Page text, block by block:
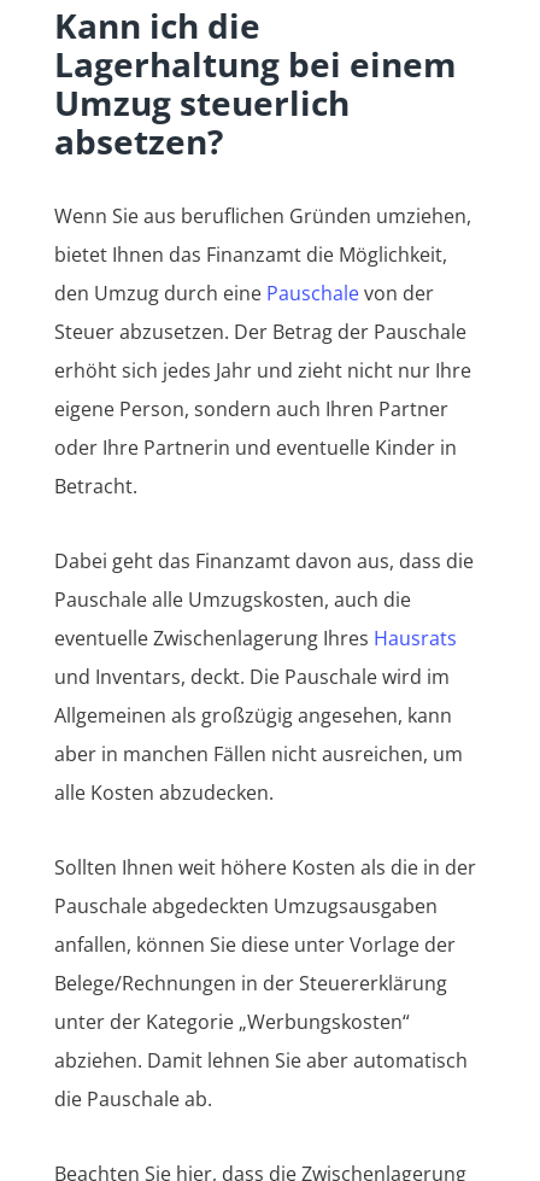
Kann ich die
Lagerhaltung bei einem
Umzug steuerlich
absetzen?
Wenn Sie aus beruflichen Gründen umziehen,
bietet Ihnen das Finanzamt die Möglichkeit,
den Umzug durch eine Pauschalevon der
Steuer abzusetzen. Der Betrag der Pauschale
erhöht sich jedes Jahr und zieht nicht nur Ihre
eigene Person, sondern auch Ihren Partner
oder Ihre Partnerin und eventuelle Kinder in
Betracht.
Dabei geht das Finanzamt davon aus, dass die
Pauschale alle Umzugskosten, auch die
eventuelle Zwischenlagerung Ihres Hausrats
und Inventars, deckt. Die Pauschale wird im
Allgemeinen als großzügig angesehen, kann
aber in manchen Fällen nicht ausreichen, um
alle Kosten abzudecken.
Sollten Ihnen weit höhere Kosten als die in der
Pauschale abgedeckten Umzugsausgaben
anfallen, können Sie diese unter Vorlage der
Belege/Rechnungen in der Steuererklärung
unter der Kategorie „Werbungskosten“
abziehen. Damit lehnen Sie aber automatisch
die Pauschale ab.
Beachten Sie hier, dass die Zwischenlagerung